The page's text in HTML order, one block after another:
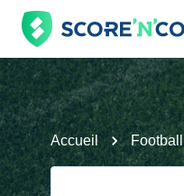
Accueil Football